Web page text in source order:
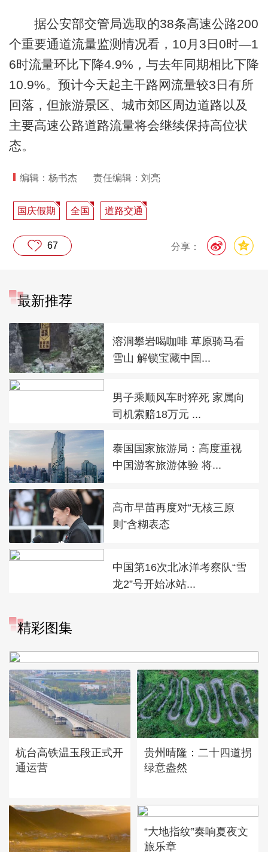
据公安部交管局选取的38条高速公路200
个重要通道流量监测情况看，10月3日0时—1
6时流量环比下降4.9%，与去年同期相比下降
10.9%。预计今天起主干路网流量较3日有所
回落，但旅游景区、城市郊区周边道路以及
主要高速公路道路流量将会继续保持高位状
态。
编辑：杨书杰 责任编辑：刘亮
国庆假期 全国 道路交通
分享：
67
最新推荐
溶洞攀岩喝咖啡 草原骑马看
雪山 解锁宝藏中国...
男子乘顺风车时猝死 家属向
司机索赔18万元 ...
泰国国家旅游局：高度重视
中国游客旅游体验 将...
高市早苗再度对“无核三原
则”含糊表态
中国第16次北冰洋考察队“雪
龙2”号开始冰站...
精彩图集
杭台高铁温玉段正式开
通运营
贵州晴隆：二十四道拐
绿意盎然
“大地指纹”奏响夏夜文
旅乐章